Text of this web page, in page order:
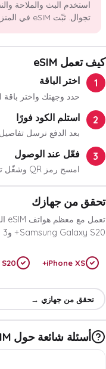
استخدم البث والملاحة
تجوال. ثبّت eSIM في المنزل خلال دقيقة وفعّلها عند الوصول.
كيف تعمل eSIM
1 اختر الباقة
حدد وجهتك واختر باقة
2 استلم الكود فورًا
بعد الدفع نرسل
3 فعّل عند الوصول
امسح رمز QR وشغّل تجوال البيانات عند الوصول.
تحقق من جهازك
Samsung Galaxy S20+ وGoogle Pixel 3+.
iPhone XS+
تحقق من جهازي →
أسئلة شائعة حول eSIM